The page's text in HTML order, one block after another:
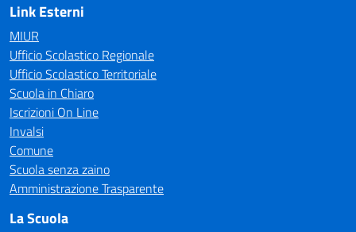
Link Esterni
MIUR
Ufficio Scolastico Regionale
Ufficio Scolastico Territoriale
Scuola in Chiaro
Iscrizioni On Line
Invalsi
Comune
Scuola senza zaino
Amministrazione Trasparente
La Scuola